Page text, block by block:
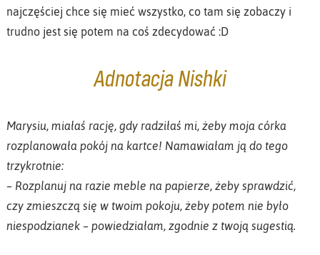
najczęściej chce się mieć wszystko, co tam się zobaczy i
trudno jest się potem na coś zdecydować :D
Adnotacja Nishki
Marysiu, miałaś rację, gdy radziłaś mi, żeby moja córka
rozplanowała pokój na kartce! Namawiałam ją do tego
trzykrotnie:
– Rozplanuj na razie meble na papierze, żeby sprawdzić,
czy zmieszczą się w twoim pokoju, żeby potem nie było
niespodzianek – powiedziałam, zgodnie z twoją sugestią.